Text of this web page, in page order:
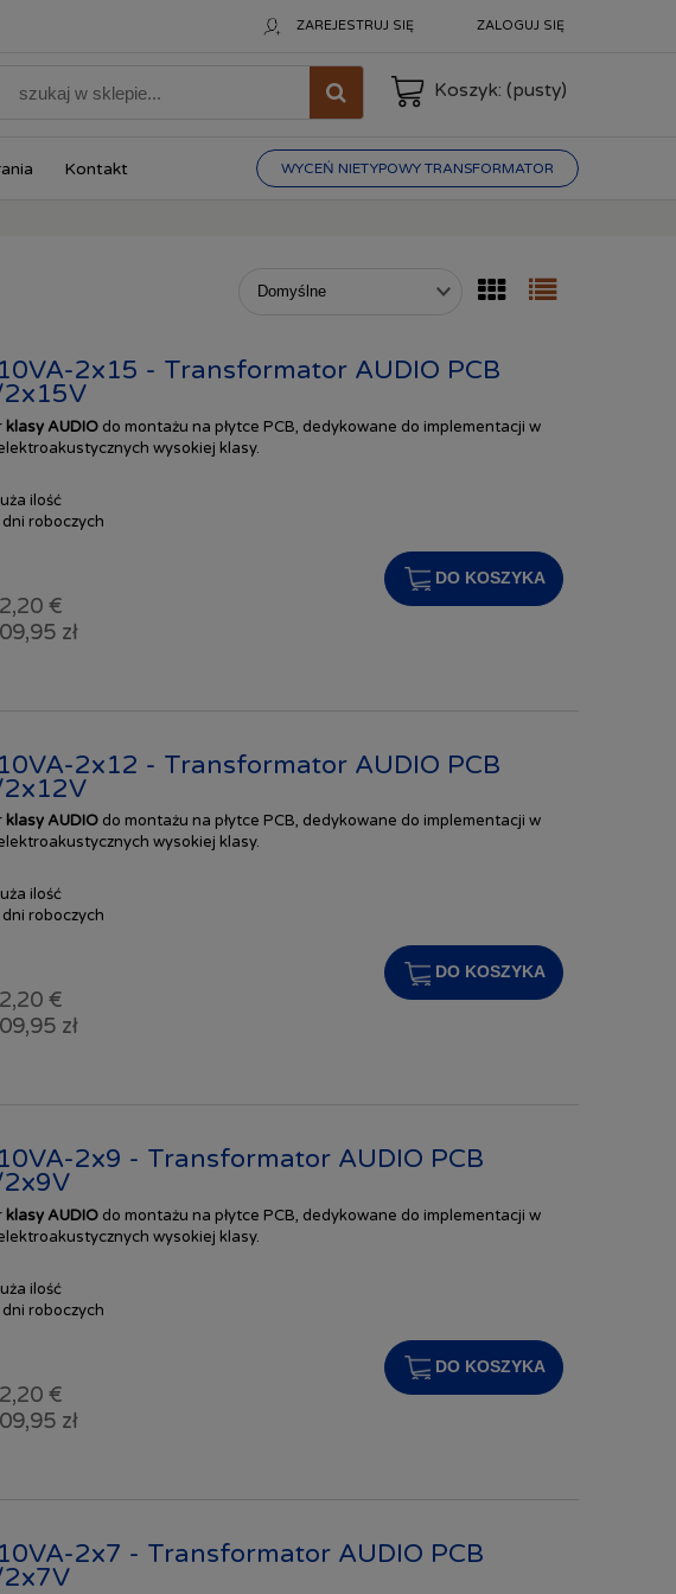
ZAREJESTRUJ SIĘ ZALOGUJ SIĘ
Koszyk: (pusty)
Kontakt WYCEŃ NIETYPOWY TRANSFORMATOR
2x15 - Transformator AUDIO PCB
klasy AUDIO do montażu na płytce PCB, dedykowane do implementacji w
wysokiej klasy.
ilość
dni roboczych
€
zł
DO KOSZYKA
2x12 - Transformator AUDIO PCB
klasy AUDIO do montażu na płytce PCB, dedykowane do implementacji w
wysokiej klasy.
ilość
dni roboczych
€
zł
DO KOSZYKA
2x9 - Transformator AUDIO PCB
klasy AUDIO do montażu na płytce PCB, dedykowane do implementacji w
wysokiej klasy.
ilość
dni roboczych
€
zł
DO KOSZYKA
2x7 - Transformator AUDIO PCB